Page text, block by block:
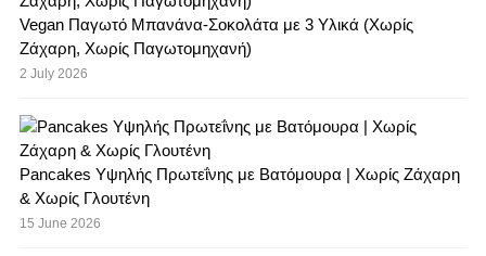
Vegan Παγωτό Μπανάνα-Σοκολάτα με 3 Υλικά (Χωρίς
Ζάχαρη, Χωρίς Παγωτομηχανή)
2 July 2026
Pancakes Υψηλής Πρωτεΐνης με Βατόμουρα | Χωρίς Ζάχαρη
& Χωρίς Γλουτένη
15 June 2026